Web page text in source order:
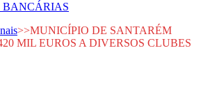
BANCÁRIAS
>>MUNICÍPIO DE SANTARÉM
MIL EUROS A DIVERSOS CLUBES